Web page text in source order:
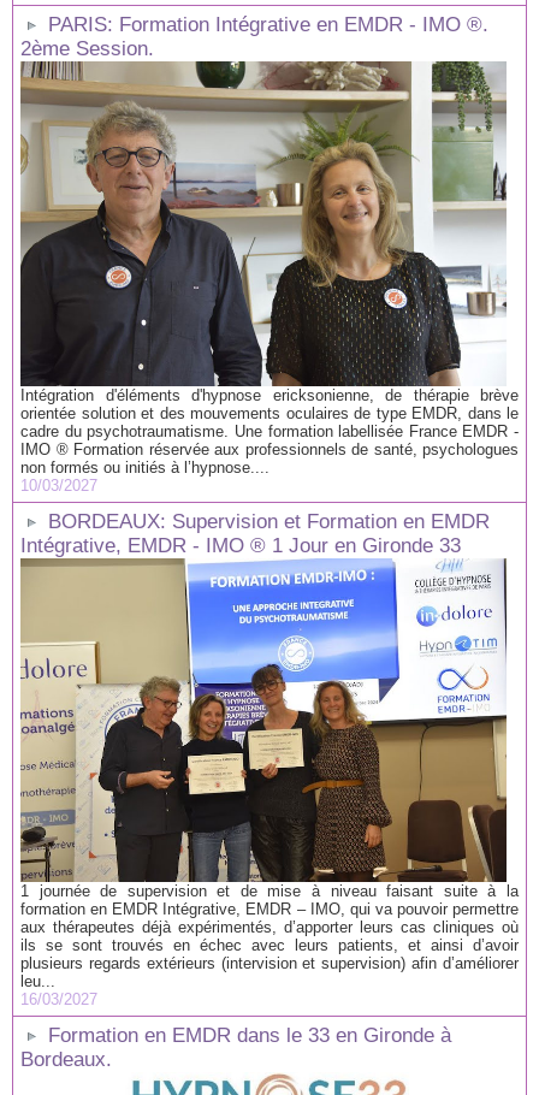
PARIS: Formation Intégrative en EMDR - IMO ®.
2ème Session.
Intégration d'éléments d'hypnose ericksonienne, de thérapie brève
orientée solution et des mouvements oculaires de type EMDR, dans le
cadre du psychotraumatisme. Une formation labellisée France EMDR -
IMO ® Formation réservée aux professionnels de santé, psychologues
non formés ou initiés à l’hypnose....
10/03/2027
BORDEAUX: Supervision et Formation en EMDR
Intégrative, EMDR - IMO ® 1 Jour en Gironde 33
1 journée de supervision et de mise à niveau faisant suite à la
formation en EMDR Intégrative, EMDR – IMO, qui va pouvoir permettre
aux thérapeutes déjà expérimentés, d’apporter leurs cas cliniques où
ils se sont trouvés en échec avec leurs patients, et ainsi d’avoir
plusieurs regards extérieurs (intervision et supervision) afin d’améliorer
leu...
16/03/2027
Formation en EMDR dans le 33 en Gironde à
Bordeaux.